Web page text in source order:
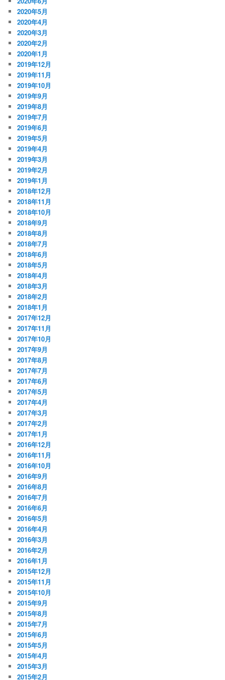
2020年5月
2020年4月
2020年3月
2020年2月
2020年1月
2019年12月
2019年11月
2019年10月
2019年9月
2019年8月
2019年7月
2019年6月
2019年5月
2019年4月
2019年3月
2019年2月
2019年1月
2018年12月
2018年11月
2018年10月
2018年9月
2018年8月
2018年7月
2018年6月
2018年5月
2018年4月
2018年3月
2018年2月
2018年1月
2017年12月
2017年11月
2017年10月
2017年9月
2017年8月
2017年7月
2017年6月
2017年5月
2017年4月
2017年3月
2017年2月
2017年1月
2016年12月
2016年11月
2016年10月
2016年9月
2016年8月
2016年7月
2016年6月
2016年5月
2016年4月
2016年3月
2016年2月
2016年1月
2015年12月
2015年11月
2015年10月
2015年9月
2015年8月
2015年7月
2015年6月
2015年5月
2015年4月
2015年3月
2015年2月